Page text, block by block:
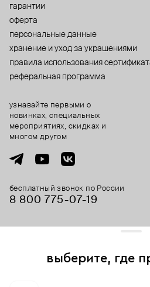
гарантии
оферта
персональные данные
хранение и уход за украшениями
правила использования
реферальная программа
бесплатный звонок по России
8 800 775⁠-07⁠-19
узнавайте первыми о
новинках, специальных
мероприятиях, скидках и
многом другом
выберите, где